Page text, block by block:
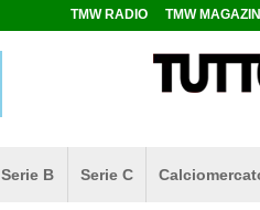
TMW RADIO TMW
Serie B Serie C